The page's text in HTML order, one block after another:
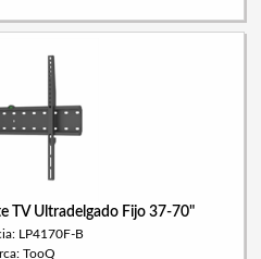
TV Ultradelgado Fijo 37-70"
LP4170F-B
TooQ